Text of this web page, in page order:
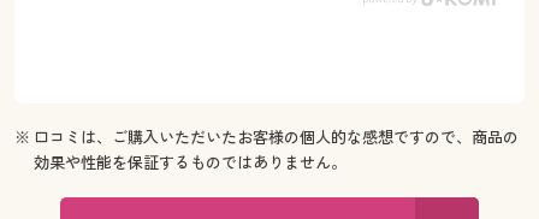
※ 口コミは、ご購入いただいたお客様の個人的な感想ですので、商品の
効果や性能を保証するものではありません。